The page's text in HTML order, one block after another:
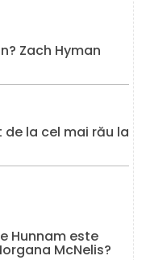
Zach Hyman
de la cel mai rău la
Hunnam este
McNelis?